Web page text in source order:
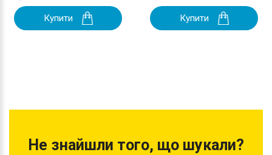
Купити Купити
Не знайшли того, що шукали?